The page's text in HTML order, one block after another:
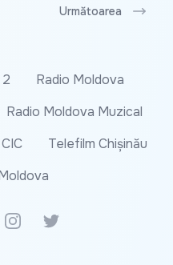
Următoarea
Radio Moldova
Radio Moldova Muzical
CIC
Telefilm Chișinău
InstagramTwitter